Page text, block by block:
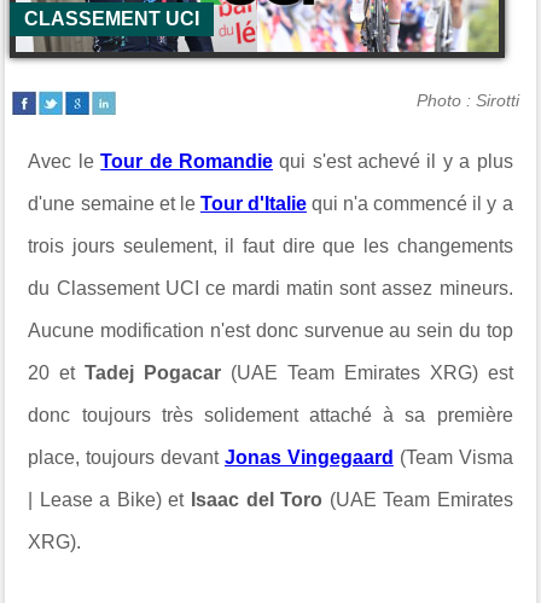
CLASSEMENT UCI
Photo : Sirotti
Avec leTour de Romandie qui s'est achevé il y a plus
d'une semaine et le Tour d'Italie qui n'a commencé il y a
trois jours seulement, il faut dire que les changements
du Classement UCI ce mardi matin sont assez mineurs.
Aucune modification n'est donc survenue au sein du top
20 etTadej Pogacar (UAE Team Emirates XRG) est
donc toujours très solidement attaché à sa première
place, toujours devant Jonas Vingegaard (Team Visma
| Lease a Bike) et Isaac del Toro (UAE Team Emirates
XRG).